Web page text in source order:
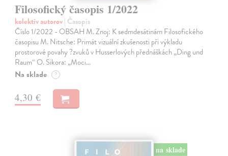
Filosofický časopis 1/2022
kolektív autorov| Časopis
Číslo 1/2022 - OBSAH M. Znoj: K sedmdesátinám Filosofického
časopisu M. Nitsche: Primát vizuální zkušenosti při výkladu
prostorové povahy ?zvuků v Husserlových přednáškách „Ding und
Raum“ O. Sikora: „Moci…
Na sklade ?
4,30 €
na sklade